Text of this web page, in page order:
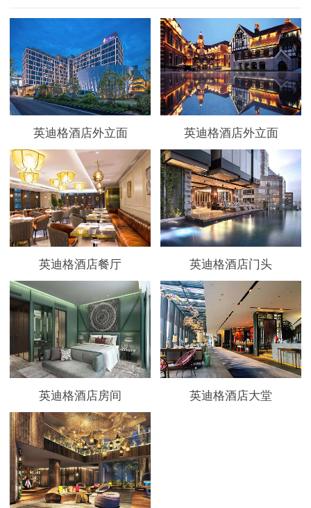
英迪格酒店外立面 英迪格酒店外立面
英迪格酒店餐厅 英迪格酒店门头
英迪格酒店房间 英迪格酒店大堂